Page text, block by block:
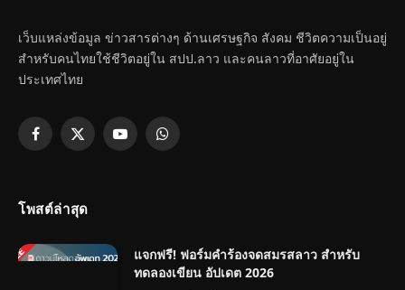
เว็บแหล่งข้อมูล ข่าวสารต่างๆ ด้านเศรษฐกิจ สังคม ชีวิตความเป็นอยู่
สำหรับคนไทยใช้ชีวิตอยู่ใน สปป.ลาว และคนลาวที่อาศัยอยู่ใน
ประเทศไทย
Facebook
X
YouTubeWhatsApp
โพสต์ล่าสุด
แจกฟรี! ฟอร์มคำร้องจดสมรสลาว สำหรับ
ทดลองเขียน อัปเดต 2026